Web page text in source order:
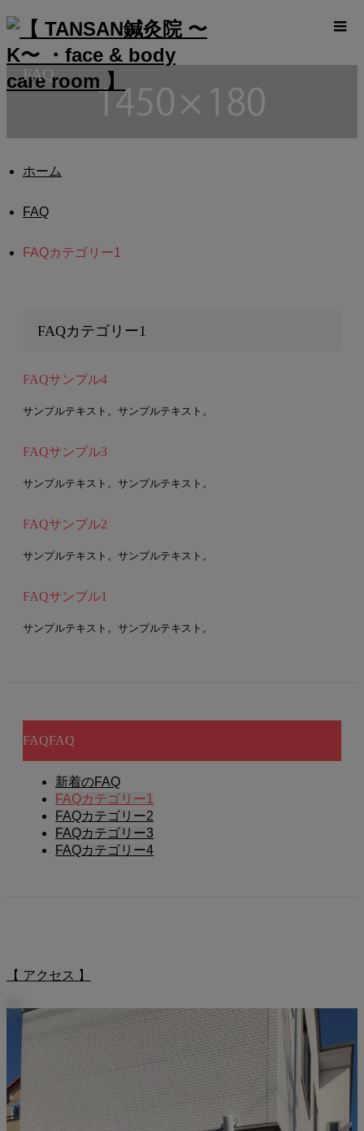
FAQ
ホーム
FAQ
FAQカテゴリー1
FAQカテゴリー1
FAQサンプル4
サンプルテキスト。サンプルテキスト。
FAQサンプル3
サンプルテキスト。サンプルテキスト。
FAQサンプル2
サンプルテキスト。サンプルテキスト。
FAQサンプル1
サンプルテキスト。サンプルテキスト。
FAQFAQ
新着のFAQ
FAQカテゴリー1
FAQカテゴリー2
FAQカテゴリー3
FAQカテゴリー4
【 アクセス 】